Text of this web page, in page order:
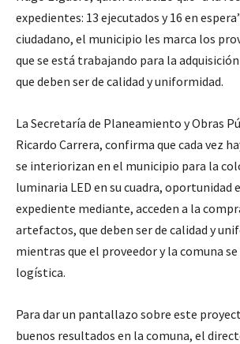
expedientes: 13 ejecutados y 16 en
ciudadano, el municipio les marca los
que se está trabajando para la
que deben ser de calidad y uniformidad.
La Secretaría de Planeamiento y Obras
Ricardo Carrera, confirma que cada vez
se interiorizan en el municipio para la
luminaria LED en su cuadra, oportunidad
expediente mediante, acceden a la
artefactos, que deben ser de calidad y
mientras que el proveedor y la comuna
logística.
Para dar un pantallazo sobre este
buenos resultados en la comuna, el